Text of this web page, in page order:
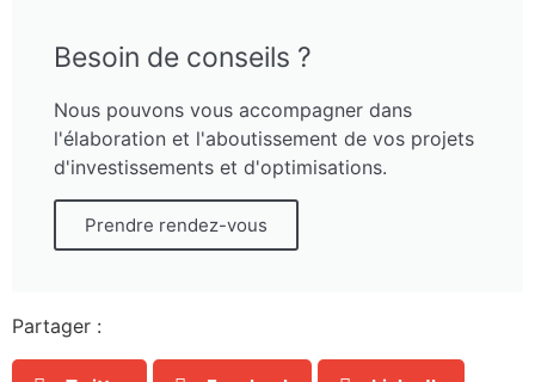
Besoin de conseils ?
Nous pouvons vous accompagner dans
l'élaboration et l'aboutissement de vos projets
d'investissements et d'optimisations.
Prendre rendez-vous
Partager :